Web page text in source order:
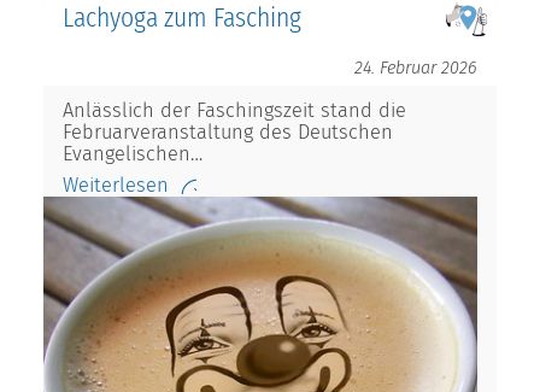
Lachyoga zum Fasching
24. Februar 2026
Anlässlich der Faschingszeit stand die
Februarveranstaltung des Deutschen
Evangelischen…
Weiterlesen